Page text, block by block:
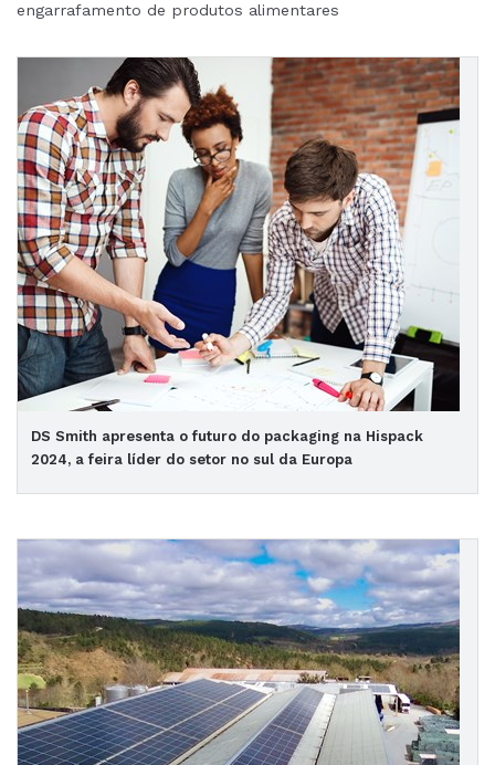
engarrafamento de produtos alimentares
DS Smith apresenta o futuro do packaging na Hispack
2024, a feira líder do setor no sul da Europa